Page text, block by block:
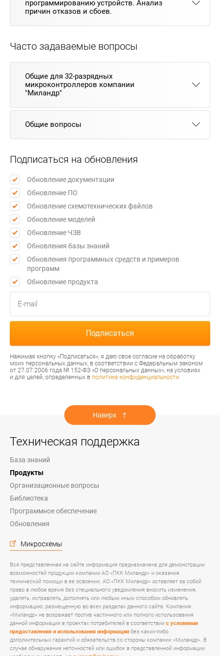
программированию устройств. Анализ
причин отказов и сбоев.
Часто задаваемые вопросы
Общие для 32-разрядных
микроконтроллеров компании
"Миландр"
Общие вопросы
Подписаться на обновления
Обновление документации
Обновление ПО
Обновление схемотехнических файлов
Обновление моделей
Обновление ЧЗВ
Обновления базы знаний
Обновления программных средств и примеров
программ
Обновление продукта
Нажимая кнопку «Подписаться», я даю свое согласие на обработку
моих персональных данных, в соответствии с Федеральным законом
от 27.07.2006 года № 152-ФЗ «О персональных данных», на условиях
и для целей, определенных в политике конфиденциальности
Наверх
Техническая поддержка
База знаний
Продукты
Организационные вопросы
Библиотека
Программное обеспечение
Обновления
Микросхемы
Вся представленная на сайте информация предназначена для демонстрации
возможностей продукции компании АО «ПКК Миландр» и оказания
технической помощи в ее освоении. АО «ПКК Миландр» оставляет за собой
право в любое время без специального уведомления вносить изменения,
удалять, исправлять, дополнять или любым иным способом обновлять
информацию, размещенную во всех разделах данного сайта. Компания
«Миландр» не возражает против частичного или полного использования
данной информации в проектах потребителей в соответствии с условиями
предоставления и использования информации без каких-либо
дополнительных гарантий и обязательств со стороны компании «Миландр». В
случае обнаружения неточностей или ошибок в представленной информации